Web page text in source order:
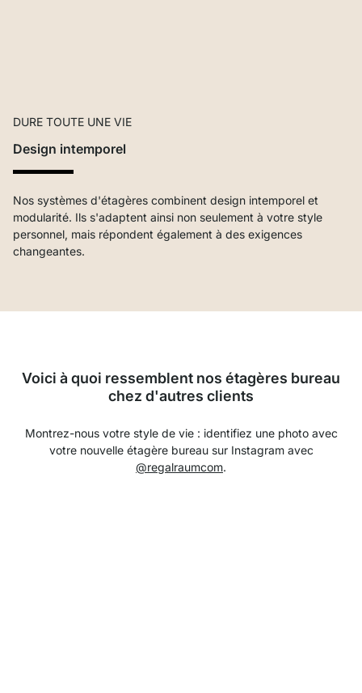
DURE TOUTE UNE VIE
Design intemporel
Nos systèmes d'étagères combinent design intemporel et
modularité. Ils s'adaptent ainsi non seulement à votre style
personnel, mais répondent également à des exigences
changeantes.
Voici à quoi ressemblent nos étagères bureau
chez d'autres clients
Montrez-nous votre style de vie : identifiez une photo avec
votre nouvelle étagère bureau sur Instagram avec
@regalraumcom.